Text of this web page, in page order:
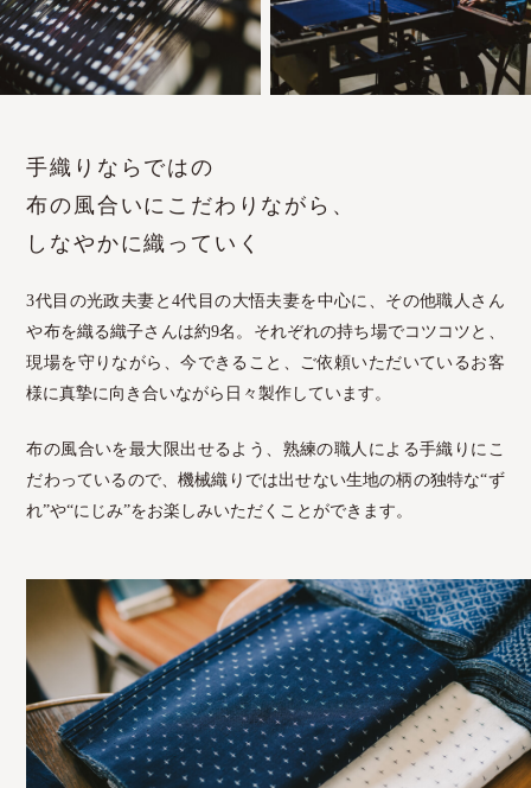
手織りならではの
布の風合いにこだわりながら、
しなやかに織っていく
3代目の光政夫妻と4代目の大悟夫妻を中心に、その他職人さん
や布を織る織子さんは約9名。それぞれの持ち場でコツコツと、
現場を守りながら、今できること、ご依頼いただいているお客
様に真摯に向き合いながら日々製作しています。
布の風合いを最大限出せるよう、熟練の職人による手織りにこ
だわっているので、機械織りでは出せない生地の柄の独特な“ず
れ”や“にじみ”をお楽しみいただくことができます。